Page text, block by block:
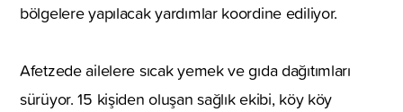
bölgelere yapılacak yardımlar koordine ediliyor.
Afetzede ailelere sıcak yemek ve gıda dağıtımları
sürüyor. 15 kişiden oluşan sağlık ekibi, köy köy